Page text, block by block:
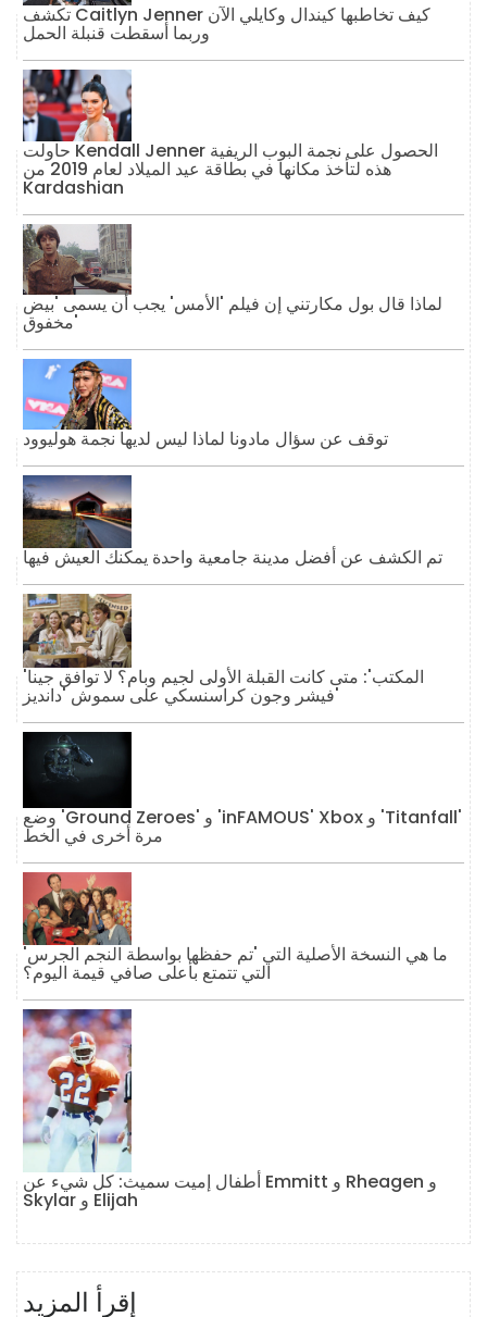
تكشف Caitlyn Jenner كيف تخاطبها كيندال وكايلي الآن
وربما أسقطت قنبلة الحمل
حاولت Kendall Jenner الحصول على نجمة البوب ​​الريفية
هذه لتأخذ مكانها في بطاقة عيد الميلاد لعام 2019 من
Kardashian
لماذا قال بول مكارتني إن فيلم 'الأمس' يجب أن يسمى 'بيض
مخفوق'
توقف عن سؤال مادونا لماذا ليس لديها نجمة هوليوود
تم الكشف عن أفضل مدينة جامعية واحدة يمكنك العيش فيها
'المكتب': متى كانت القبلة الأولى لجيم وبام؟ لا توافق جينا
فيشر وجون كراسنسكي على سموش 'دانديز'
وضع 'Ground Zeroes' و 'inFAMOUS' Xbox و 'Titanfall'
مرة أخرى في الخط
ما هي النسخة الأصلية التي 'تم حفظها بواسطة النجم الجرس'
التي تتمتع بأعلى صافي قيمة اليوم؟
أطفال إميت سميث: كل شيء عن Emmitt و Rheagen و
Skylar و Elijah
إقرأ المزيد